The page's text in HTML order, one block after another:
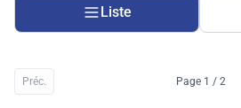
Liste
Préc. Page 1 / 2